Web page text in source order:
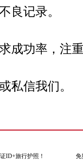
良记录。
成功率，注
私信我们。
ID+旅行护照！
免